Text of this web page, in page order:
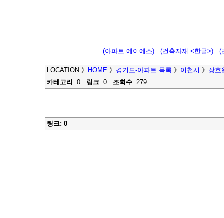
(아파트 에이에스) (건축자재 <한글>) (
LOCATION 》 HOME 》 경기도-아파트 목록 》 이천시 》 장호
카테고리 : 0 링크: 0 조회수: 279
링크: 0